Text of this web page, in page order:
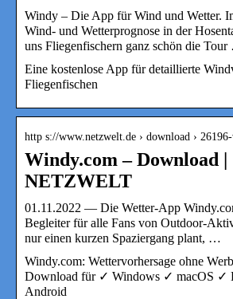
Windy – Die App für Wind und Wetter.
Wind- und Wetterprognose in der
uns Fliegenfischern ganz schön die
Eine kostenlose App für detaillierte
Fliegenfischen
http s://www.netzwelt.de › download ›
Windy.com – Download |
NETZWELT
01.11.2022 — Die Wetter-App
Begleiter für alle Fans von Outdoor-
nur einen kurzen Spaziergang plant, …
Windy.com: Wettervorhersage ohne
Download für ✓ Windows ✓ macOS
Android